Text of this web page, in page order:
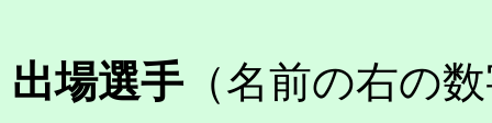
出場選手（名前の右の